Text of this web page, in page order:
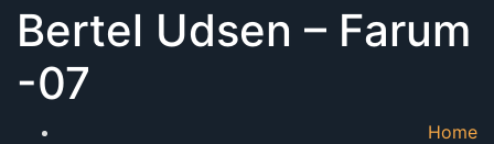
Bertel Udsen – Farum
-07
Home